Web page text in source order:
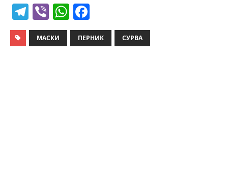
T
el
e
Vi
b
er
W
h
at
a
c
МАСКИ ПЕРНИК СУРВА